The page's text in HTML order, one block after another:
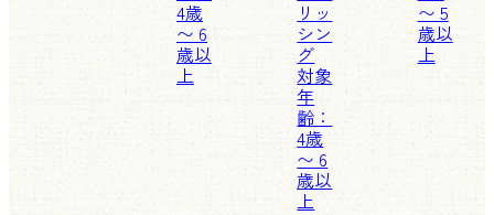
4歳
〜 6
歳以
上
リッ
シン
グ
対象
年
齢：
4歳
〜 6
歳以
上
〜 5
歳以
上